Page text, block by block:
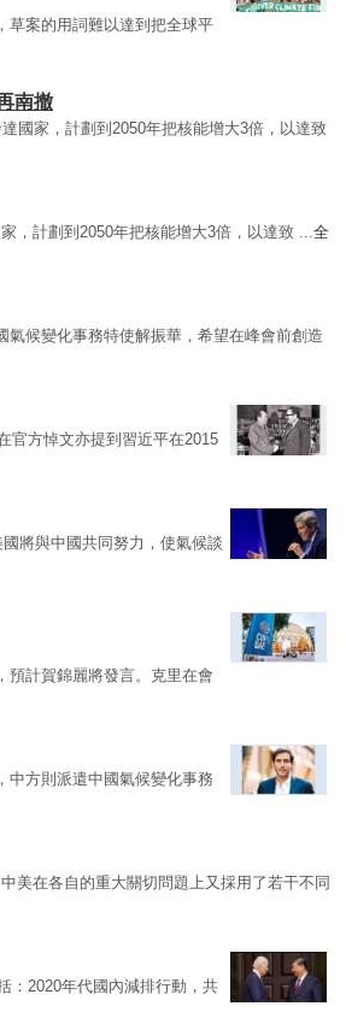
草案的用詞難以達到把全球平
南撤
國家，計劃到2050年把核能增大3倍，以達致
，計劃到2050年把核能增大3倍，以達致 ...全
氣候變化事務特使解振華，希望在峰會前創造
官方悼文亦提到習近平在2015
將與中國共同努力，使氣候談
預計賀錦麗將發言。克里在會
中方則派遣中國氣候變化事務
美在各自的重大關切問題上又採用了若干不同
：2020年代國內減排行動，共